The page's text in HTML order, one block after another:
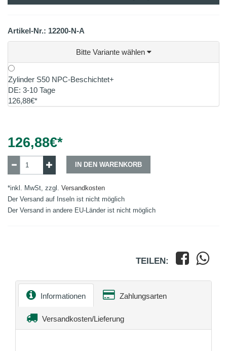
Artikel-Nr.: 12200-N-A
Bitte Variante wählen
Zylinder S50 NPC-Beschichtet+
DE: 3-10 Tage
126,88€*
126,88€*
IN DEN WARENKORB
*inkl. MwSt, zzgl. Versandkosten
Der Versand auf Inseln ist nicht möglich
Der Versand in andere EU-Länder ist nicht möglich
TEILEN:
Informationen Zahlungsarten
Versandkosten/Lieferung